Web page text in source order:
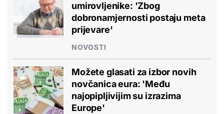
umirovljenike: 'Zbog
dobronamjernosti postaju meta
prijevare'
NOVOSTI
Možete glasati za izbor novih
novčanica eura: 'Među
najopipljivijim su izrazima
Europe'